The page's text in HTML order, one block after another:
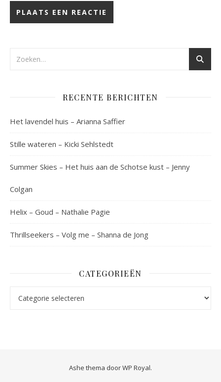
RECENTE BERICHTEN
Het lavendel huis – Arianna Saffier
Stille wateren – Kicki Sehlstedt
Summer Skies – Het huis aan de Schotse kust – Jenny
Colgan
Helix – Goud – Nathalie Pagie
Thrillseekers – Volg me – Shanna de Jong
CATEGORIEËN
Ashe thema doorWP Royal.